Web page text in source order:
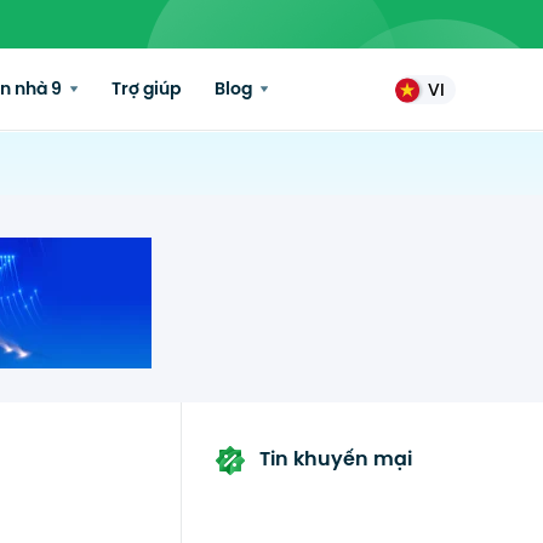
nhà 9 Trợ giúp Blog VI
Tin khuyến mại